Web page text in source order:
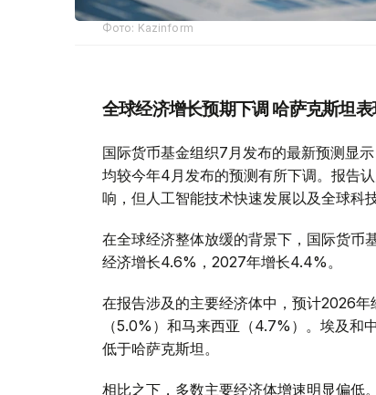
Фото: Kazinform
全球经济增长预期下调 哈萨克斯坦
国际货币基金组织7月发布的最新预测显
均较今年4月发布的预测有所下调。报告
响，但人工智能技术快速发展以及全球科
在全球经济整体放缓的背景下，国际货币
经济增长4.6%，2027年增长4.4%。
在报告涉及的主要经济体中，预计2026
（5.0%）和马来西亚（4.7%）。埃及和
低于哈萨克斯坦。
相比之下，多数主要经济体增速明显偏